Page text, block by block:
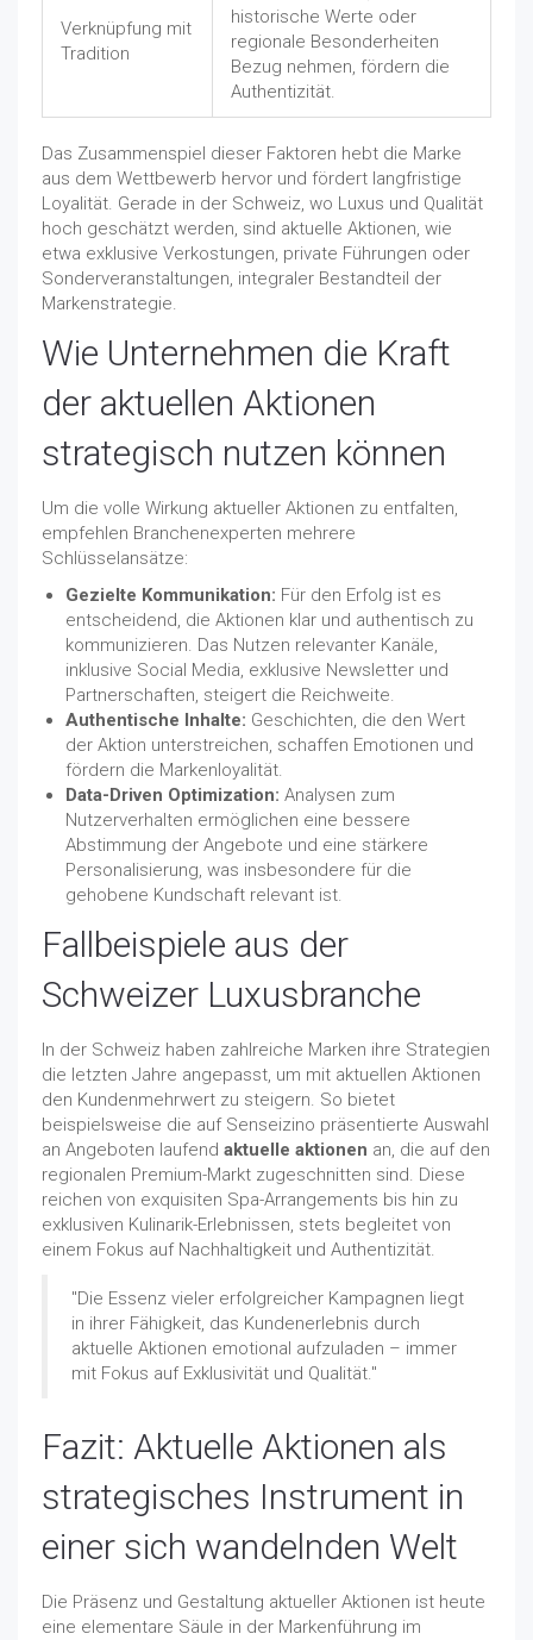
Verknüpfung mit
Tradition
historische Werte oder
regionale Besonderheiten
Bezug nehmen, fördern die
Authentizität.
Das Zusammenspiel dieser Faktoren hebt die Marke
aus dem Wettbewerb hervor und fördert langfristige
Loyalität. Gerade in der Schweiz, wo Luxus und Qualität
hoch geschätzt werden, sind aktuelle Aktionen, wie
etwa exklusive Verkostungen, private Führungen oder
Sonderveranstaltungen, integraler Bestandteil der
Markenstrategie.
Wie Unternehmen die Kraft
der aktuellen Aktionen
strategisch nutzen können
Um die volle Wirkung aktueller Aktionen zu entfalten,
empfehlen Branchenexperten mehrere
Schlüsselansätze:
Gezielte Kommunikation: Für den Erfolg ist es
entscheidend, die Aktionen klar und authentisch zu
kommunizieren. Das Nutzen relevanter Kanäle,
inklusive Social Media, exklusive Newsletter und
Partnerschaften, steigert die Reichweite.
Authentische Inhalte: Geschichten, die den Wert
der Aktion unterstreichen, schaffen Emotionen und
fördern die Markenloyalität.
Data-Driven Optimization: Analysen zum
Nutzerverhalten ermöglichen eine bessere
Abstimmung der Angebote und eine stärkere
Personalisierung, was insbesondere für die
gehobene Kundschaft relevant ist.
Fallbeispiele aus der
Schweizer Luxusbranche
In der Schweiz haben zahlreiche Marken ihre Strategien
die letzten Jahre angepasst, um mit aktuellen Aktionen
den Kundenmehrwert zu steigern. So bietet
beispielsweise die auf Senseizino präsentierte Auswahl
an Angeboten laufend aktuelle aktionen an, die auf den
regionalen Premium-Markt zugeschnitten sind. Diese
reichen von exquisiten Spa-Arrangements bis hin zu
exklusiven Kulinarik-Erlebnissen, stets begleitet von
einem Fokus auf Nachhaltigkeit und Authentizität.
"Die Essenz vieler erfolgreicher Kampagnen liegt
in ihrer Fähigkeit, das Kundenerlebnis durch
aktuelle Aktionen emotional aufzuladen – immer
mit Fokus auf Exklusivität und Qualität."
Fazit: Aktuelle Aktionen als
strategisches Instrument in
einer sich wandelnden Welt
Die Präsenz und Gestaltung aktueller Aktionen ist heute
eine elementare Säule in der Markenführung im